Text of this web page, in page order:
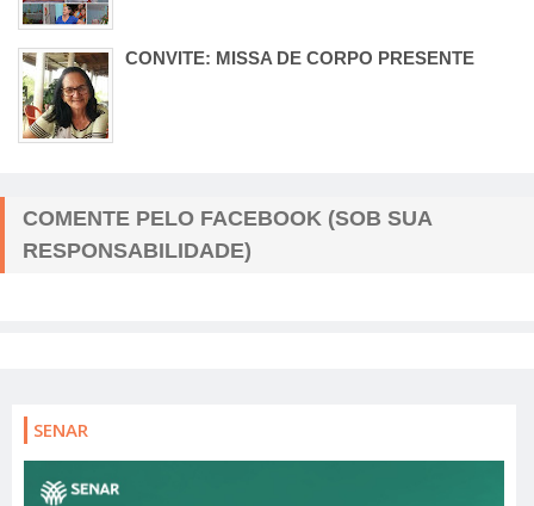
CONVITE: MISSA DE CORPO PRESENTE
COMENTE PELO FACEBOOK (SOB SUA
RESPONSABILIDADE)
SENAR